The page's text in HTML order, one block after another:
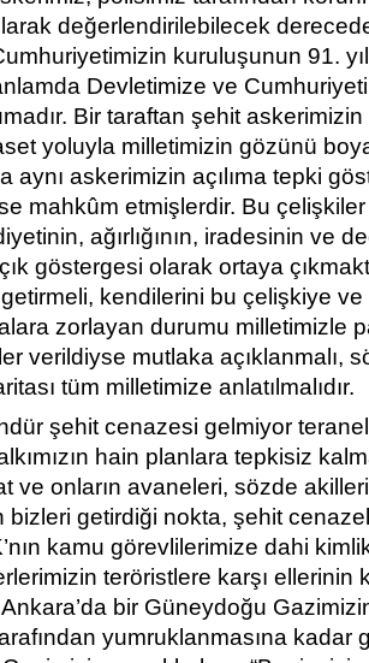
değerlendirilebilecek
kuruluşunun 91.
Devletimize ve
Bir taraftan şehit
yoluyla milletimizin gözünü
aynı askerimizin açılıma tepki
mahkûm etmişlerdir. Bu çelişkiler
ağırlığının, iradesinin ve
göstergesi olarak ortaya
getirmeli, kendilerini bu çelişkiye
zorlayan durumu milletimizle
verildiyse mutlaka açıklanmalı,
tüm milletimize anlatılmalıdır.
şehit cenazesi gelmiyor
hain planlara tepkisiz
ve onların avaneleri, sözde
bizleri getirdiği nokta, şehit
kamu görevlilerimize dahi
teröristlere karşı ellerinin
bir Güneydoğu
yumruklanmasına kadar